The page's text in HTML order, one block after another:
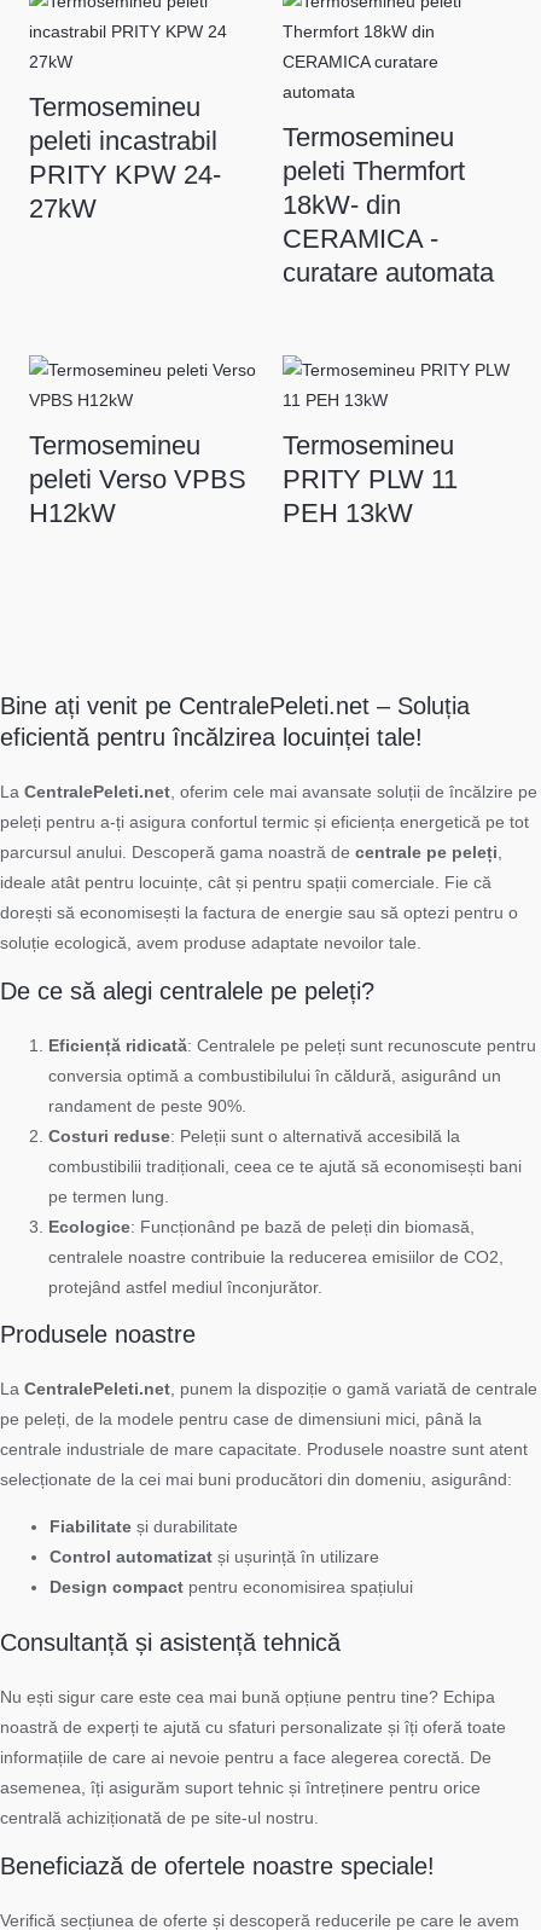
Termosemineu
peleti incastrabil
PRITY KPW 24-
27kW
Termosemineu
peleti Thermfort
18kW- din
CERAMICA -
curatare automata
Termosemineu
peleti Verso VPBS
H12kW
Termosemineu
PRITY PLW 11
PEH 13kW
Bine ați venit pe CentralePeleti.net – Soluția
eficientă pentru încălzirea locuinței tale!
La CentralePeleti.net , oferim cele mai avansate soluții de încălzire pe
peleți pentru a-ți asigura confortul termic și eficiența energetică pe tot
parcursul anului. Descoperă gama noastră de centrale pe peleți
ideale atât pentru locuințe, cât și pentru spații comerciale. Fie că
dorești să economisești la factura de energie sau să optezi pentru o
soluție ecologică, avem produse adaptate nevoilor tale.
De ce să alegi centralele pe peleți?
Eficiență ridicată: Centralele pe peleți sunt recunoscute pentru
conversia optimă a combustibilului în căldură, asigurând un
randament de peste 90%.
Costuri reduse: Peleții sunt o alternativă accesibilă la
combustibilii tradiționali, ceea ce te ajută să economisești bani
pe termen lung.
Ecologice: Funcționând pe bază de peleți din biomasă,
centralele noastre contribuie la reducerea emisiilor de CO2,
protejând astfel mediul înconjurător.
Produsele noastre
La CentralePeleti.net, punem la dispoziție o gamă variată de centrale
pe peleți, de la modele pentru case de dimensiuni mici, până la
centrale industriale de mare capacitate. Produsele noastre sunt atent
selecționate de la cei mai buni producători din domeniu, asigurând:
Fiabilitate și durabilitate
Control automatizat și ușurință în utilizare
Design compact pentru economisirea spațiului
Consultanță și asistență tehnică
Nu ești sigur care este cea mai bună opțiune pentru tine? Echipa
noastră de experți te ajută cu sfaturi personalizate și îți oferă toate
informațiile de care ai nevoie pentru a face alegerea corectă. De
asemenea, îți asigurăm suport tehnic și întreținere pentru orice
centrală achiziționată de pe site-ul nostru.
Beneficiază de ofertele noastre speciale!
Verifică secțiunea de oferte și descoperă reducerile pe care le avem